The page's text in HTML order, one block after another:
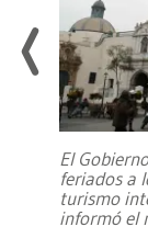
El
feriados a
turismo
informó el